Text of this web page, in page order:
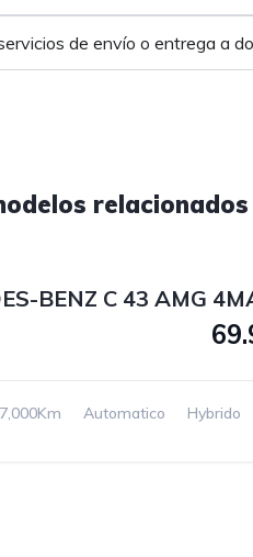
de envío o entrega a
relacionados
Automatico Hybrido